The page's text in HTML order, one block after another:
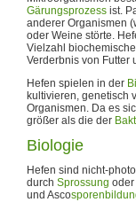
Gärungsprozess ist.
anderer Organismen
oder Weine störte.
Vielzahl
Verderbnis von Futter
Hefen spielen in der
kultivieren, genetisch
Organismen. Da es
größer als die der
Biologie
Hefen sind nicht-
durch Sprossung oder
und Asco